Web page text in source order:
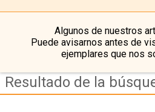
Algunos de nuestros
Puede avisarnos antes de
ejemplares que nos